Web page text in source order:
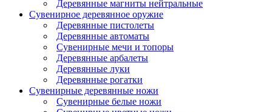
Деревянные магниты нейтральные
Сувенирное деревянное оружие
Деревянные пистолеты
Деревянные автоматы
Сувенирные мечи и топоры
Деревянные арбалеты
Деревянные луки
Деревянные рогатки
Сувенирные деревянные ножи
Сувенирные белые ножи